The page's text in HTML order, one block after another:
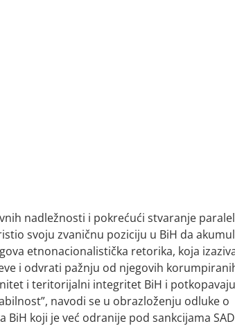
nadležnosti i pokrećući stvaranje
svoju zvaničnu poziciju u BiH da
etnonacionalistička retorika, koja
i odvrati pažnju od njegovih
i teritorijalni integritet BiH i potkopavaju
navodi se u obrazloženju odluke o
koji je već odranije pod sankcijama